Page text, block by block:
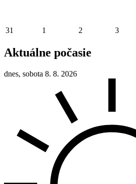
31
1 2 3
Aktuálne počasie
dnes, sobota 8. 8. 2026